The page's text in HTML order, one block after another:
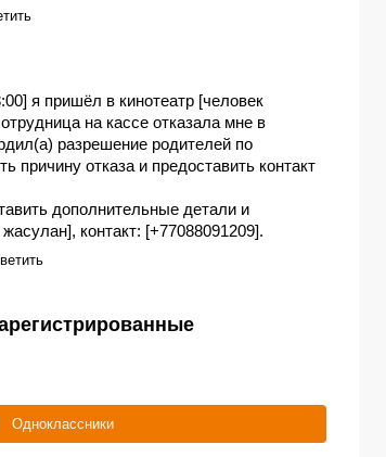
я пришёл в кинотеатр [человек
на кассе отказала мне в
разрешение родителей по
отказа и предоставить контакт
дополнительные детали и
контакт: [+77088091209].
Одноклассники